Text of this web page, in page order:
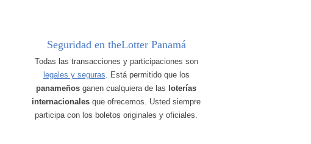
Seguridad en theLotter Panamá
Todas las transacciones y participaciones son
legales y seguras. Está permitido que los
panameños ganen cualquiera de las loterías
internacionales que ofrecemos. Usted siempre
participa con los boletos originales y oficiales.